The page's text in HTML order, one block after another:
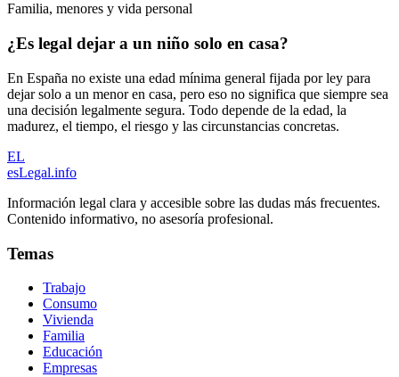
Familia, menores y vida personal
¿Es legal dejar a un niño solo en casa?
En España no existe una edad mínima general fijada por ley para
dejar solo a un menor en casa, pero eso no significa que siempre sea
una decisión legalmente segura. Todo depende de la edad, la
madurez, el tiempo, el riesgo y las circunstancias concretas.
EL
esLegal.info
Información legal clara y accesible sobre las dudas más frecuentes.
Contenido informativo, no asesoría profesional.
Temas
Trabajo
Consumo
Vivienda
Familia
Educación
Empresas